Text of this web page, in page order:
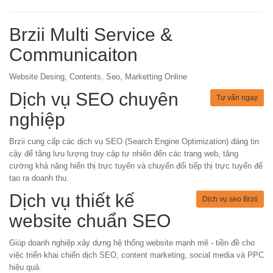
Brzii Multi Service &
Communicaiton
Website Desing, Contents, Seo, Marketting Online
Tư vấn ngay
Dịch vụ SEO chuyên
nghiệp
Brzii cung cấp các dịch vụ SEO (Search Engine Optimization) đáng tin
cậy để tăng lưu lượng truy cập tự nhiên đến các trang web, tăng
cường khả năng hiển thị trực tuyến và chuyển đổi tiếp thị trực tuyến để
tạo ra doanh thu.
Dịch vụ seo Brzii
Dịch vụ thiết kế
website chuẩn SEO
Giúp doanh nghiệp xây dựng hệ thống website mạnh mẽ - tiền đề cho
việc triển khai chiến dịch SEO, content marketing, social media và PPC
hiệu quả.